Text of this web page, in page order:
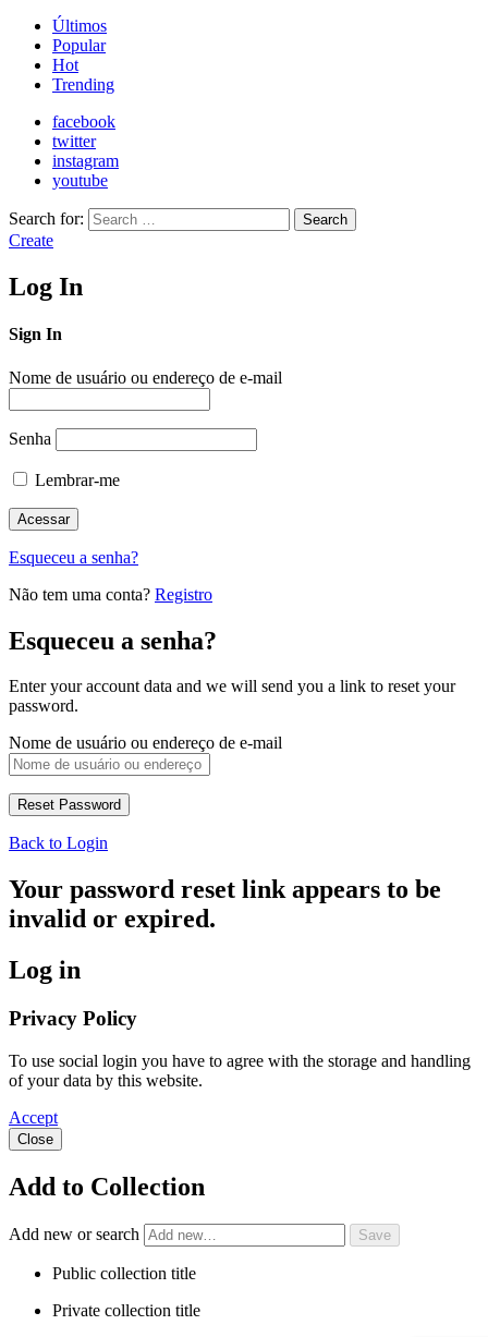
Últimos
Popular
Hot
Trending
facebook
twitter
instagram
youtube
Search for: Search
Create
Log In
Sign In
Nome de usuário ou endereço de e-mail
Senha
Lembrar-me
Esqueceu a senha?
Não tem uma conta? Registro
Esqueceu a senha?
Enter your account data and we will send you a link to reset your
password.
Nome de usuário ou endereço de e-mail
Back to Login
Your password reset link appears to be
invalid or expired.
Log in
Privacy Policy
To use social login you have to agree with the storage and handling
of your data by this website.
Accept
Close
Add to Collection
Add new or search
Public collection title
Private collection title